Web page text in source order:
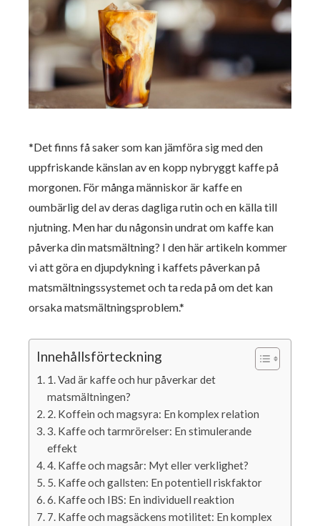
*Det finns få saker som kan jämföra sig med den
uppfriskande känslan av en kopp nybryggt kaffe på
morgonen. För många människor är kaffe en
oumbärlig del av deras dagliga rutin och en källa till
njutning. Men har du någonsin undrat om kaffe kan
påverka din matsmältning? I den här artikeln kommer
vi att göra en djupdykning i kaffets påverkan på
matsmältningssystemet och ta reda på om det kan
orsaka matsmältningsproblem.*
Innehållsförteckning
1. Vad är kaffe och hur påverkar det
matsmältningen?
2. Koffein och magsyra: En komplex relation
3. Kaffe och tarmrörelser: En stimulerande
effekt
4. Kaffe och magsår: Myt eller verklighet?
5. Kaffe och gallsten: En potentiell riskfaktor
6. Kaffe och IBS: En individuell reaktion
7. Kaffe och magsäckens motilitet: En komplex